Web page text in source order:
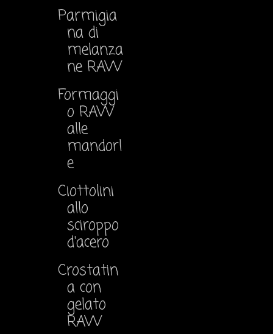
Parmigia
na di
melanza
ne RAW
Formaggi
o RAW
alle
mandorl
e
Ciottolini
allo
sciroppo
d'acero
Crostatin
a con
gelato
RAW